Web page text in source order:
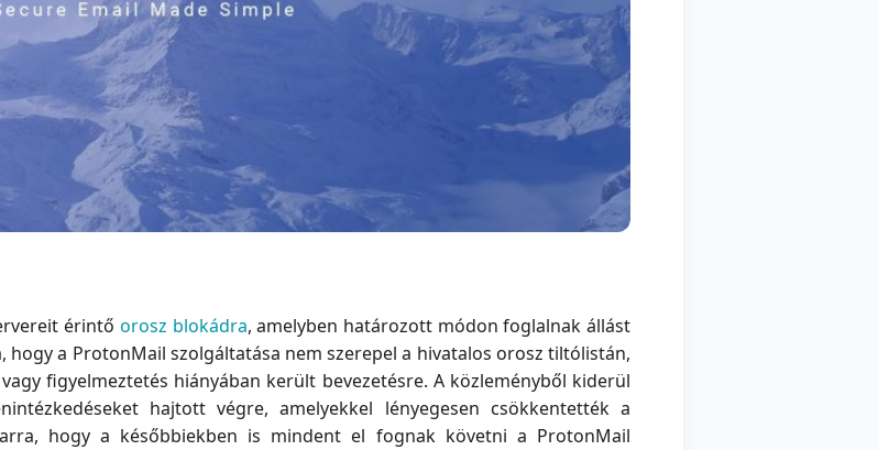
érintő orosz blokádra, amelyben határozott módon foglalnak állást
hogy a ProtonMail szolgáltatása nem szerepel a hivatalos orosz tiltólistán,
figyelmeztetés hiányában került bevezetésre. A közleményből kiderül
hajtott végre, amelyekkel lényegesen csökkentették a
hogy a későbbiekben is mindent el fognak követni a ProtonMail